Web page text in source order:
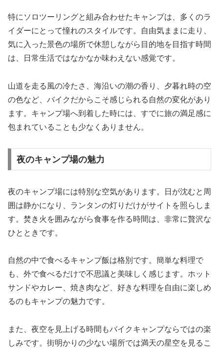
特にソロツーリングと組み合わせたキャンプは、多くのラ
イダーにとって憧れのスタイルです。自由気ままに走り、
気に入った景色の場所で休憩しながら目的地を目指す時間
は、日常生活ではなかなか味わえない感覚です。
山道を走る風の冷たさ、海沿いの潮の香り、夕暮れ時の空
の色など、バイクだからこそ感じられる自然の変化があり
ます。キャンプ場へ到着した時には、すでに旅の満足感に
包まれていることも少なくありません。
夜のキャンプ場の魅力
夜のキャンプ場には特別な空気があります。日が沈むと周
囲は静かになり、ランタンの灯りだけがサイトを照らしま
す。焚き火を囲みながら食事を作る時間は、非常に贅沢な
ひとときです。
自然の中で食べるキャンプ飯は格別です。簡単な料理で
も、外で食べるだけで不思議と美味しく感じます。ホット
サンドやカレー、焼き肉など、好きな料理を自由に楽しめ
るのもキャンプの魅力です。
また、夜空を見上げる時間もバイクキャンプならではの楽
しみです。街明かりの少ない場所では満天の星空を見るこ